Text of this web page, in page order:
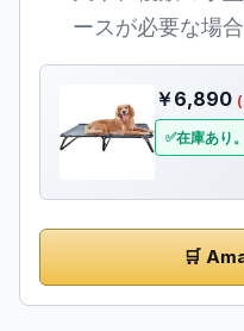
ースが必要な場
￥6,890
在庫あり。
🛒